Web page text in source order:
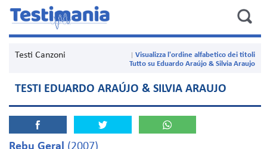
Testi Canzoni
Visualizza l'ordine alfabetico dei titoli
Tutto su Eduardo Araújo & Silvia Araujo
TESTI EDUARDO ARAÚJO & SILVIA ARAUJO
Rebu Geral (2007)